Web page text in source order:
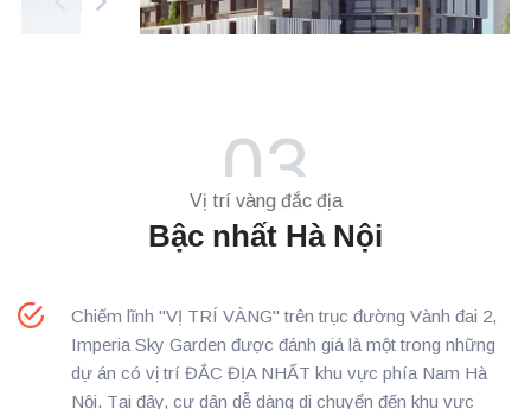
03
Vị trí vàng đắc địa
Bậc nhất Hà Nội
Chiếm lĩnh "VỊ TRÍ VÀNG" trên trục đường Vành đai 2,
Imperia Sky Garden được đánh giá là một trong những
dự án có vị trí ĐẮC ĐỊA NHẤT khu vực phía Nam Hà
Nội. Tại đây, cư dân dễ dàng di chuyển đến khu vực